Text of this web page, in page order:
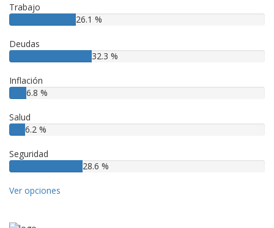
Trabajo
26.1 %
Deudas
32.3 %
Inflación
6.8 %
Salud
6.2 %
Seguridad
28.6 %
Ver opciones